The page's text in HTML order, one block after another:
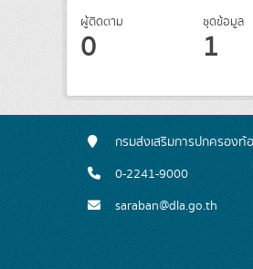
ผู้ติดตาม
0
ชุดข้อมูล
1
กรมส่งเสริมการปกครอง
0-2241-9000
saraban@dla.go.th